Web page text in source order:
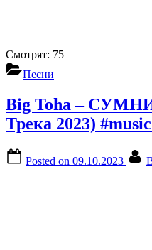
Смотрят: 75
Песни
Big Toha –
Трека 2023)
Posted on 09.10.2023